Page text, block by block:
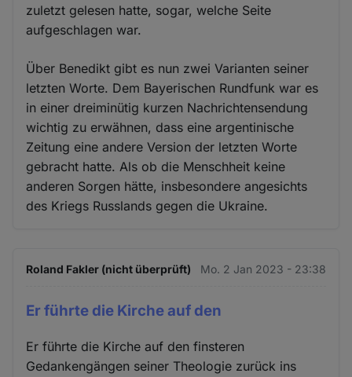
zuletzt gelesen hatte, sogar, welche Seite
aufgeschlagen war.
Über Benedikt gibt es nun zwei Varianten seiner
letzten Worte. Dem Bayerischen Rundfunk war es
in einer dreiminütig kurzen Nachrichtensendung
wichtig zu erwähnen, dass eine argentinische
Zeitung eine andere Version der letzten Worte
gebracht hatte. Als ob die Menschheit keine
anderen Sorgen hätte, insbesondere angesichts
des Kriegs Russlands gegen die Ukraine.
Roland Fakler (nicht überprüft) Mo. 2 Jan 2023 - 23:38
Er führte die Kirche auf den
Er führte die Kirche auf den finsteren
Gedankengängen seiner Theologie zurück ins